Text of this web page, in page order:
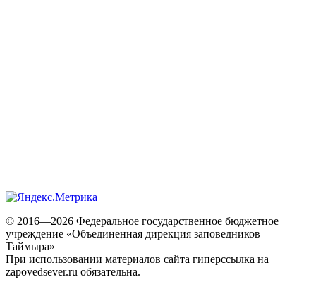
© 2016—2026 Федеральное государственное бюджетное
учреждение «Объединенная дирекция заповедников
Таймыра»
При использовании материалов сайта гиперссылка на
zapovedsever.ru обязательна.